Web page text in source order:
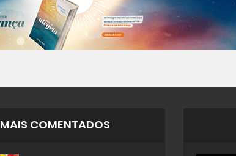
MAIS COMENTADOS